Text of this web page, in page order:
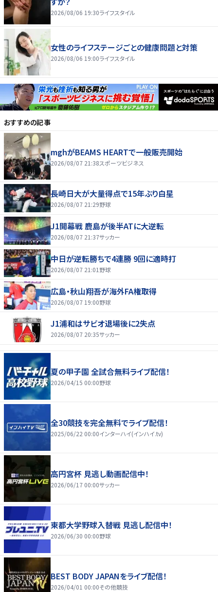
2026/08/06 19:30ライフスタイル
女性のライフステージごとの健康問題と対策
2026/08/06 19:00ライフスタイル
おすすめの記事
mghがBEAMS HEARTで一般販売開始
2026/08/07 21:38スポーツビジネス
長崎日大が大量得点で15年ぶり白星
2026/08/07 21:29野球
J1開幕戦 鹿島が後半ATに大逆転
2026/08/07 21:37サッカー
中日が逆転勝ちで4連勝 9回に適時打
2026/08/07 21:01 野球
広島・秋山翔吾が海外FA権取得
2026/08/07 19:00野球
J1浦和はサビオ退場後に2失点
2026/08/07 20:35サッカー
夏の甲子園 全試合無料ライブ配信！
2026/04/15 00:00野球
全30競技を完全無料でライブ配信！
2025/06/22 00:00インターハイ(インハイ.tv)
高円宮杯 見逃し動画配信中！
2026/06/17 00:00サッカー
東都大学野球入替戦 見逃し配信中！
2026/06/30 00:00野球
BEST BODY JAPANをライブ配信！
2026/04/01 00:00その他競技